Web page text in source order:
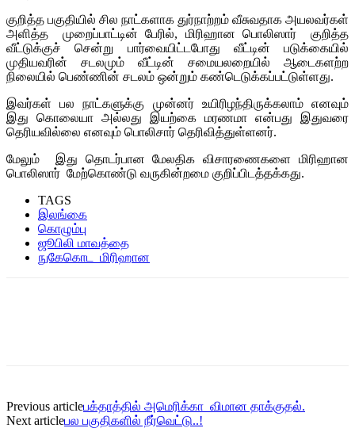
குறித்த பகுதியில் சில நாட்களாக துர்நாற்றம் வீசுவதாக அயலவர்கள்
அளித்த முறைப்பாட்டின் பேரில், மிரிஹான பொலிஸார் குறித்த
வீட்டுக்குச் சென்று பார்வையிட்டபோது வீட்டின் ​​படுக்கையில்
முதியவரின் சடலமும் வீட்டின் சமையலறையில் ஆடைகளற்ற
நிலையில் பெண்ணின் சடலம் ஒன்றும் கண்டெடுக்கப்பட்டுள்ளது.
இவர்கள் பல நாட்களுக்கு முன்னர் உயிரிழந்திருக்கலாம் எனவும்
இது கொலையா அல்லது இயற்கை மரணமா என்பது இதுவரை
தெரியவில்லை எனவும் பொலிசார் தெரிவித்துள்ளனர்.
மேலும் இது தொடர்பான மேலதிக விசாரணைகளை மிரிஹான
பொலிஸார் மேற்கொண்டு வருகின்றமை குறிப்பிடத்தக்கது.
TAGS
இலங்கை
கொழும்பு
ஜூபிலி மாவத்தை
நுகேகொட மிரிஹான
Previous articleபக்தாத்தில் அமெரிக்கா விமான தாக்குதல்.
Next articleபல பகுதிகளில் நீர்வெட்டு..!